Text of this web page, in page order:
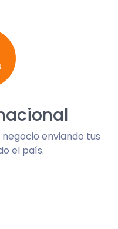
enviando tus
el país.